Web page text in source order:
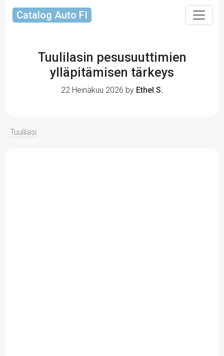
Catalog Auto FI
Tuulilasin pesusuuttimien
ylläpitämisen tärkeys
22 Heinäkuu 2026 by Ethel S.
Tuulilasi